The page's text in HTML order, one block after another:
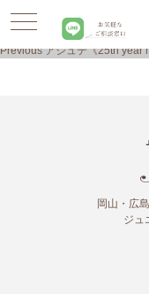
>アジュテ《25th
投
PreviousPrevious
アジュテ《25th year
岡山・広
ジュ